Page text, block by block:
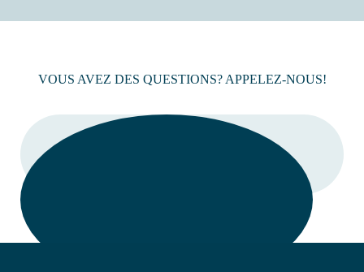
VOUS AVEZ DES QUESTIONS? APPELEZ-NOUS!